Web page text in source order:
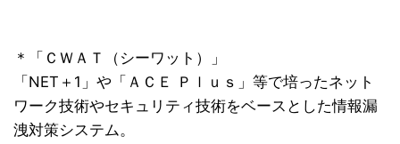
＊「ＣＷＡＴ（シーワット）」
「NET＋1」や「ＡＣＥ Ｐｌｕｓ」等で培ったネット
ワーク技術やセキュリティ技術をベースとした情報漏
洩対策システム。